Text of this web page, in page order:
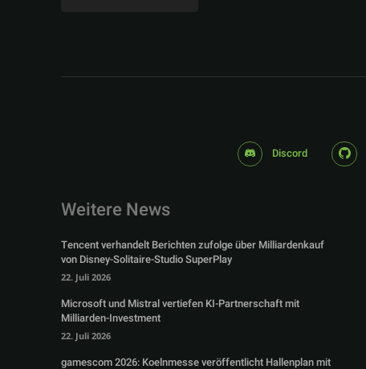
Discord
Weitere News
Tencent verhandelt Berichten zufolge über Milliardenkauf
von Disney-Solitaire-Studio SuperPlay
22. Juli 2026
Microsoft und Mistral vertiefen KI-Partnerschaft mit
Milliarden-Investment
22. Juli 2026
gamescom 2026: Koelnmesse veröffentlicht Hallenplan mit